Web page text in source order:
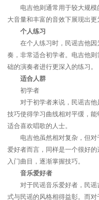
电吉他则通常用于较大规
大音量和丰富的音效下展现出更
个人练习
在个人练习时，民谣吉他
奏，非常适合初学者。电吉他
础的演奏者进行更深入的练习。
适合人群
初学者
对于初学者来说，民谣吉
技巧使得学习曲线相对平缓，
适合喜欢唱歌的人士。
电吉他虽然相对复杂，但
爱好者而言，同样是一个很好
入门曲目，逐渐掌握技巧。
音乐爱好者
对于民谣音乐爱好者，民
式与民谣的风格相得益彰。而